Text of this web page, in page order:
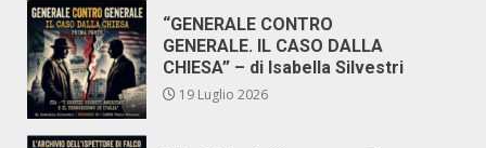
“GENERALE CONTRO
GENERALE. IL CASO DALLA
CHIESA” – di Isabella Silvestri
19 Luglio 2026